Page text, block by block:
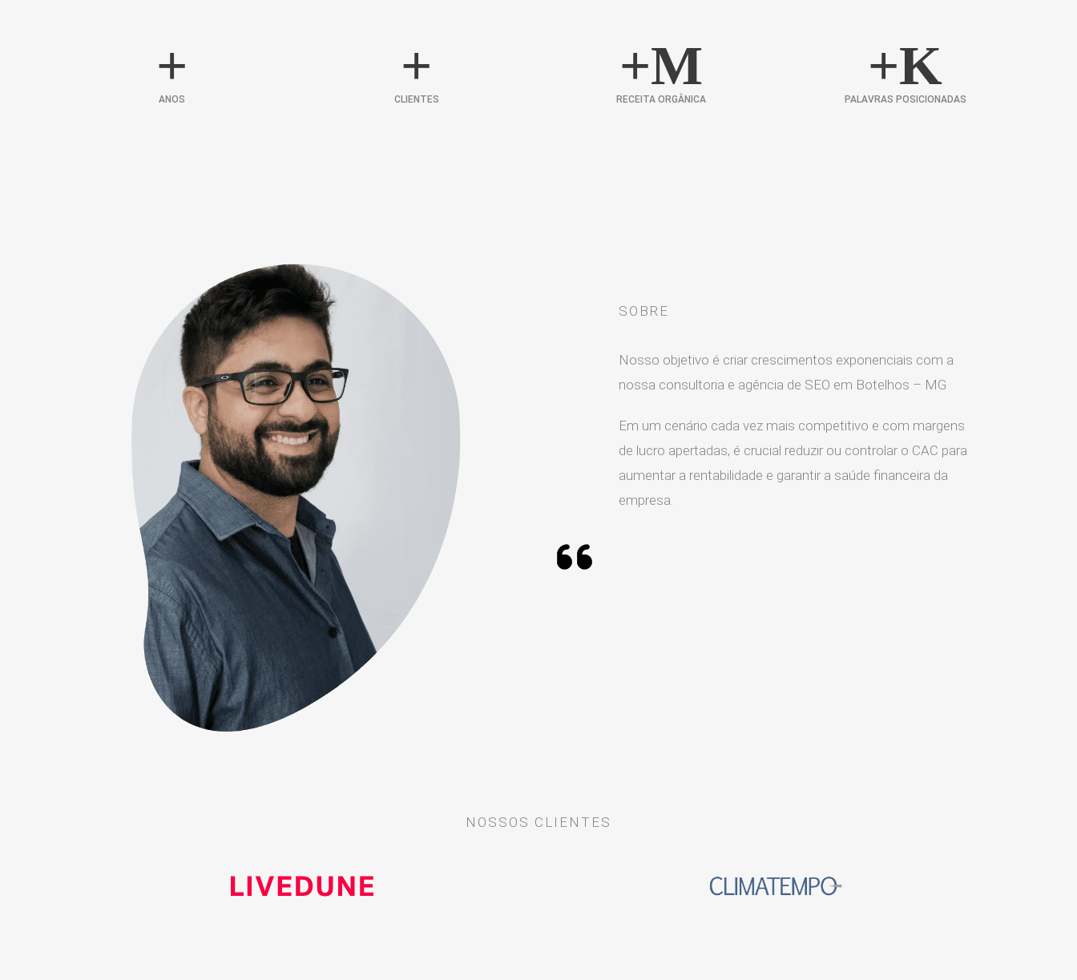
+
ANOS
+
CLIENTES
+M
RECEITA ORGÂNICA
+K
PALAVRAS POSICIONADAS
SOBRE
Nosso objetivo é criar crescimentos exponenciais com a
nossa consultoria e agência de SEO em Botelhos – MG
Em um cenário cada vez mais competitivo e com margens
de lucro apertadas, é crucial reduzir ou controlar o CAC para
aumentar a rentabilidade e garantir a saúde financeira da
empresa.
NOSSOS CLIENTES